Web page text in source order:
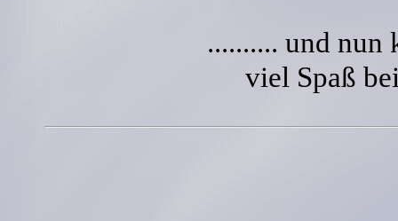
.......... und nun
viel Spaß